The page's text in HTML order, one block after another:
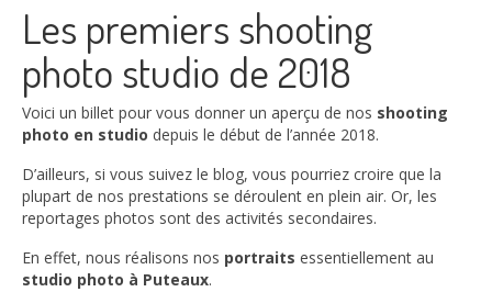
Contact
Blog
À propos
Les premiers shooting
photo studio de 2018
Voici un billet pour vous donner un aperçu de nos shooting
photo en studio depuis le début de l’année 2018.
D’ailleurs, si vous suivez le blog, vous pourriez croire que la
plupart de nos prestations se déroulent en plein air. Or, les
reportages photos sont des activités secondaires.
En effet, nous réalisons nos portraits essentiellement au
studio photo à Puteaux.